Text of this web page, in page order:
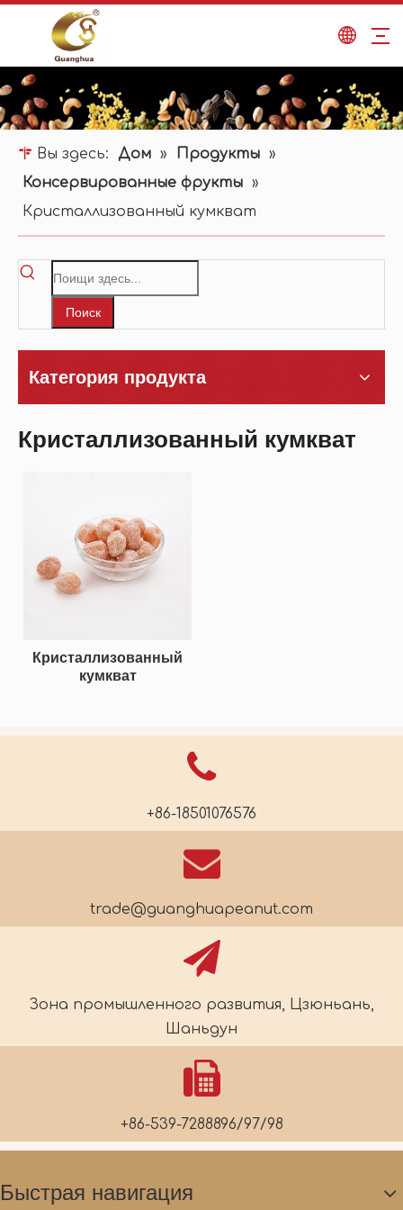
Вы здесь: Дом » Продукты »
Консервированные фрукты »
Кристаллизованный кумкват
Поиск
Категория продукта
Кристаллизованный кумкват
Кристаллизованный
кумкват
+86-18501076576
trade@guanghuapeanut.com
Зона промышленного развития, Цзюньань,
Шаньдун
+86-539-7288896/97/98
Быстрая навигация